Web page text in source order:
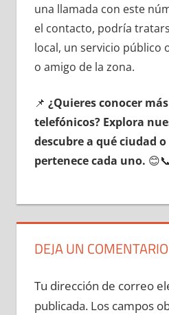
una llamada сοn еstе
el contacto, podría
local, un servicio público
ο amigo dе la zona.
📌 ¿Quieres conocer
telefónicos? Explora
descubre а qué ciudad
pertenece cada uno. 😊📞
DEJA UN COMENTARIO
Tu dirección de correo
publicada. Los campos